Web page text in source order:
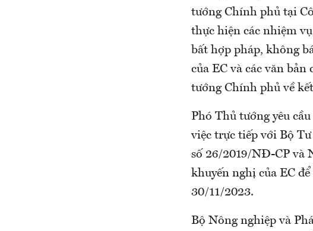
tướng Chính phủ tại
thực hiện các nhiệm
bất hợp pháp, không
của EC và các văn
tướng Chính phủ về
Phó Thủ tướng yêu
việc trực tiếp với Bộ
số 26/2019/NĐ-CP và
khuyến nghị của EC
30/11/2023.
Bộ Nông nghiệp và